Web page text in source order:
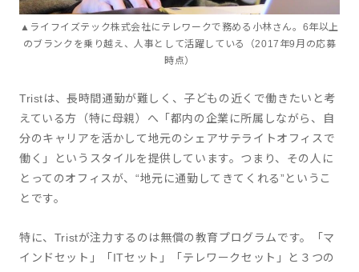
▲ライフイズテック株式会社にテレワークで務める小林さん。6年以上
のブランクを乗り越え、人事として活躍している（2017年9月の応募
時点）
Tristは、長時間通勤が難しく、子どもの近くで働きたいと考
えている方（特に母親）へ「都内の企業に所属しながら、自
分のキャリアを活かして地元のシェアサテライトオフィスで
働く」というスタイルを提供しています。つまり、その人に
とってのオフィスが、“地元に通勤してきてくれる”というこ
とです。
特に、Tristが注力するのは無償の教育プログラムです。「マ
インドセット」「ITセット」「テレワークセット」と３つの